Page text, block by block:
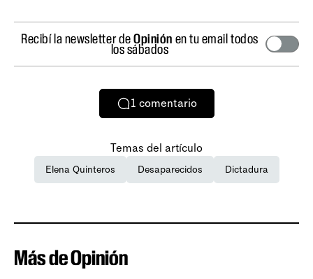
Recibí la newsletter deOpinión en tu email todos
los sábados
1 comentario
Temas del artículo
Elena Quinteros Desaparecidos Dictadura
Más de Opinión